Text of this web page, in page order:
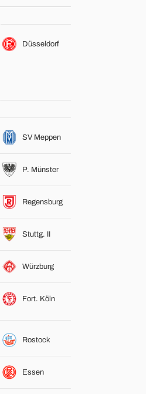
Düsseldorf
SV Meppen
P. Münster
Regensburg
Stuttg. II
Würzburg
Fort. Köln
Rostock
Essen